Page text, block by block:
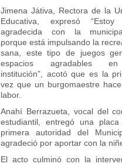
Jimena Játiva, Rectora de la
Educativa, expresó “Estoy
agradecida con la
porque está impulsando la
sana, este tipo de juegos
espacios agradables
institución”, acotó que es la
vez que un burgomaestre
labor.
Anahí Berrazueta, vocal del
estudiantil, entregó una
primera autoridad del
agradeció por aportar con la
El acto culminó con la